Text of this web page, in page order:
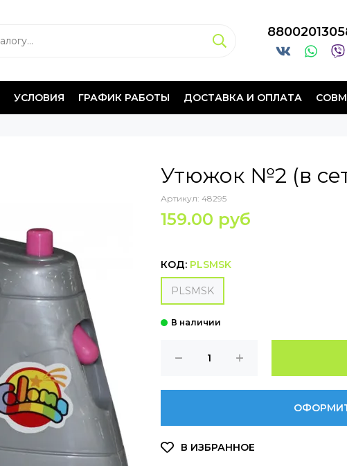
УСЛОВИЯ ГРАФИК РАБОТЫ ДОСТАВКА И ОПЛАТА
Утюжок №2 (в
Артикул: 48295
159.00 руб
КОД: PLSMSK
PLSMSK